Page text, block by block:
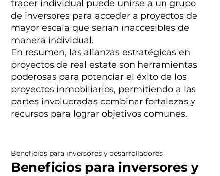
Beneficios para inversores y desarrolladores
Beneficios para inversores y
trader individual puede unirse a un grupo
de inversores para acceder a proyectos de
mayor escala que serían inaccesibles de
manera individual.
En resumen, las alianzas estratégicas en
proyectos de real estate son herramientas
poderosas para potenciar el éxito de los
proyectos inmobiliarios, permitiendo a las
partes involucradas combinar fortalezas y
recursos para lograr objetivos comunes.